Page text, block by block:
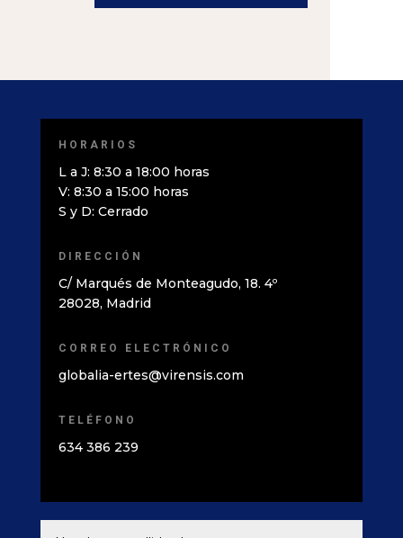
HORARIOS
L a J: 8:30 a 18:00 horas
V: 8:30 a 15:00 horas
S y D: Cerrado
DIRECCIÓN
C/ Marqués de Monteagudo, 18. 4º
28028, Madrid
CORREO ELECTRÓNICO
globalia-ertes@virensis.com
TELÉFONO
634 386 239